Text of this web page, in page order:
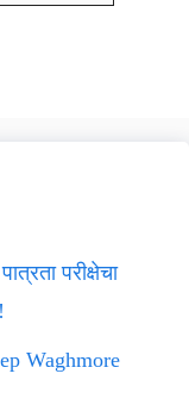
परीक्षेचा
Waghmore